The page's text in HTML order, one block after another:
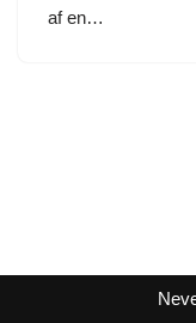
af en…